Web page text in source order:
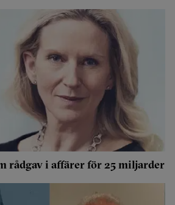
rådgav i affärer för 25 miljarder